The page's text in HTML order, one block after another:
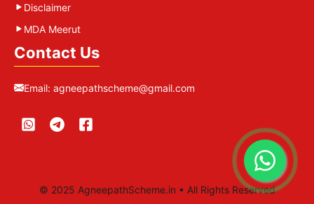
Disclaimer
MDA Meerut
Contact Us
Email: agneepathscheme@gmail.com
© 2025 AgneepathScheme.in • All Rights Reserved